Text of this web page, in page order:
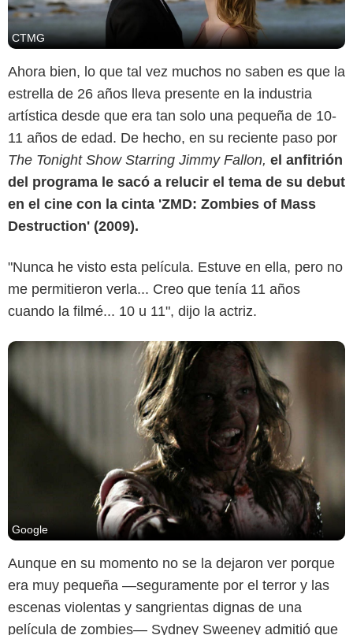
CTMG
Ahora bien, lo que tal vez muchos no saben es que la
estrella de 26 años lleva presente en la industria
artística desde que era tan solo una pequeña de 10-
11 años de edad. De hecho, en su reciente paso por
The Tonight Show Starring Jimmy Fallon, el anfitrión
del programa le sacó a relucir el tema de su debut
en el cine con la cinta 'ZMD: Zombies of Mass
Destruction' (2009).
"Nunca he visto esta película. Estuve en ella, pero no
me permitieron verla... Creo que tenía 11 años
cuando la filmé... 10 u 11", dijo la actriz.
Google
Aunque en su momento no se la dejaron ver porque
era muy pequeña —seguramente por el terror y las
escenas violentas y sangrientas dignas de una
película de zombies— Sydney Sweeney admitió que